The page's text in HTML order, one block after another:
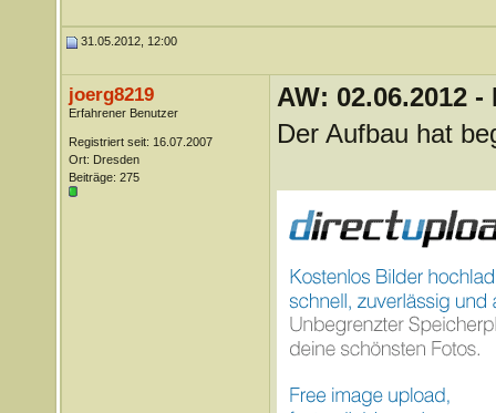
31.05.2012, 12:00
joerg8219
Erfahrener Benutzer
Registriert seit: 16.07.2007
Ort: Dresden
Beiträge: 275
AW: 02.06.2012
Der Aufbau hat